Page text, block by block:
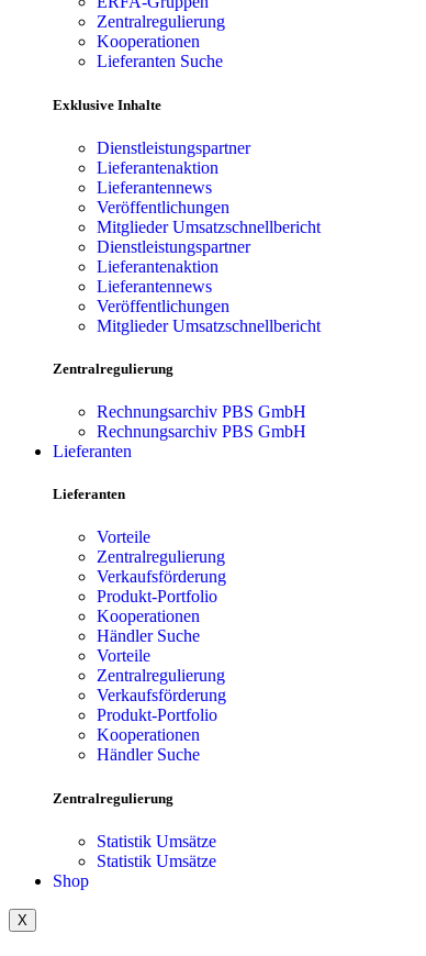
Zentralregulierung
Kooperationen
Lieferanten Suche
Exklusive Inhalte
Dienstleistungspartner
Lieferantenaktion
Lieferantennews
Veröffentlichungen
Mitglieder Umsatzschnellbericht
Dienstleistungspartner
Lieferantenaktion
Lieferantennews
Veröffentlichungen
Mitglieder Umsatzschnellbericht
Zentralregulierung
Rechnungsarchiv PBS GmbH
Rechnungsarchiv PBS GmbH
Lieferanten
Lieferanten
Vorteile
Zentralregulierung
Verkaufsförderung
Produkt-Portfolio
Kooperationen
Händler Suche
Vorteile
Zentralregulierung
Verkaufsförderung
Produkt-Portfolio
Kooperationen
Händler Suche
Zentralregulierung
Statistik Umsätze
Statistik Umsätze
Shop
X